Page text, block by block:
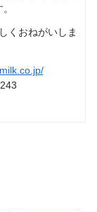
くおねがいしま